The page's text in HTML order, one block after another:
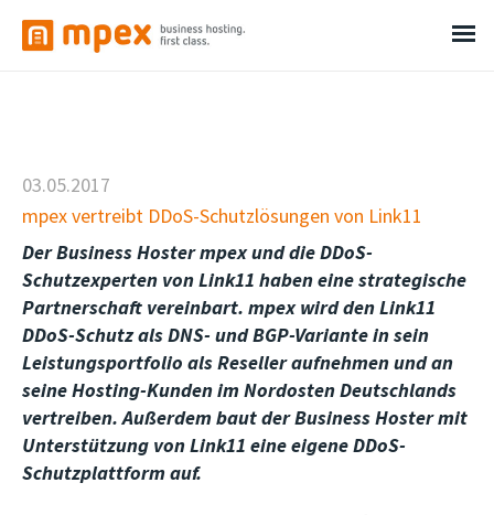
03.05.2017
mpex vertreibt DDoS-Schutzlösungen von Link11
Der Business Hoster mpex und die DDoS-
Schutzexperten von Link11 haben eine strategische
Partnerschaft vereinbart. mpex wird den Link11
DDoS-Schutz als DNS- und BGP-Variante in sein
Leistungsportfolio als Reseller aufnehmen und an
seine Hosting-Kunden im Nordosten Deutschlands
vertreiben. Außerdem baut der Business Hoster mit
Unterstützung von Link11 eine eigene DDoS-
Schutzplattform auf.